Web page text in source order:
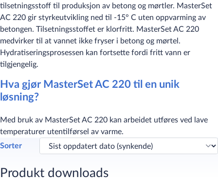
tilsetningsstoff til produksjon av betong og mørtler. MasterSet
AC 220 gir styrkeutvikling ned til -15° C uten oppvarming av
betongen. Tilsetningsstoffet er klorfritt. MasterSet AC 220
medvirker til at vannet ikke fryser i betong og mørtel.
Hydratiseringsprosessen kan fortsette fordi fritt vann er
tilgjengelig.
Hva gjør MasterSet AC 220 til en unik
løsning?
Med bruk av MasterSet AC 220 kan arbeidet utføres ved lave
temperaturer utentilførsel av varme.
Sorter
Produkt downloads